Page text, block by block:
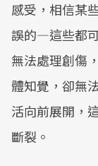
感受，相信某
誤的—這些都
無法處理創傷
體知覺，卻無
活向前展開，
斷裂。